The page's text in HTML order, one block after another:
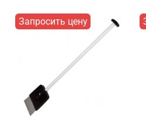
Запросить цену